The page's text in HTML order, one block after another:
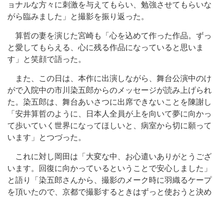
ョナルな方々に刺激を与えてもらい、勉強させてもらいな
がら臨みました」と撮影を振り返った。
算哲の妻を演じた宮崎も「心を込めて作った作品。ずっ
と愛してもらえる、心に残る作品になっていると思いま
す」と笑顔で語った。
また、この日は、本作に出演しながら、舞台公演中のけ
がで入院中の市川染五郎からのメッセージが読み上げられ
た。染五郎は、舞台あいさつに出席できないことを陳謝し
「安井算哲のように、日本人全員が上を向いて夢に向かっ
て歩いていく世界になってほしいと、病室から切に願って
います」とつづった。
これに対し岡田は「大変な中、お心遣いありがとうござ
います。回復に向かっているということで安心しました」
と語り「染五郎さんから、撮影のメーク時に羽織るケープ
を頂いたので、京都で撮影するときはずっと使おうと決め